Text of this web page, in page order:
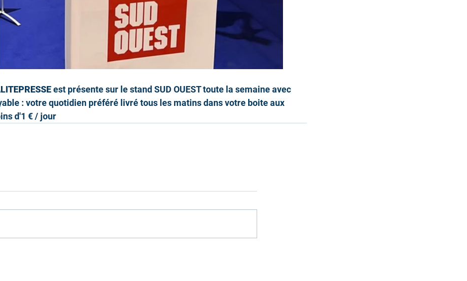
est présente sur le stand SUD OUEST toute la semaine avec
: votre quotidien préféré livré tous les matins dans votre boite aux
d'1 € / jour